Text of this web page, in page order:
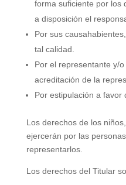
forma suficiente por los
a disposición el
Por sus
tal calidad.
Por el representante y/
acreditación de la
Por estipulación a favor
Los derechos de los
ejercerán por las
representarlos.
Los derechos del Titular